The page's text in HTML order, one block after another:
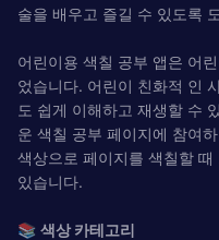
술을 배우고 즐길 수 있도록
어린이용 색칠 공부 앱은 어
었습니다. 어린이 친화적 인
도 쉽게 이해하고 재생할 수
운 색칠 공부 페이지에 참여
색상으로 페이지를 색칠할
있습니다.
📚 색상 카테고리